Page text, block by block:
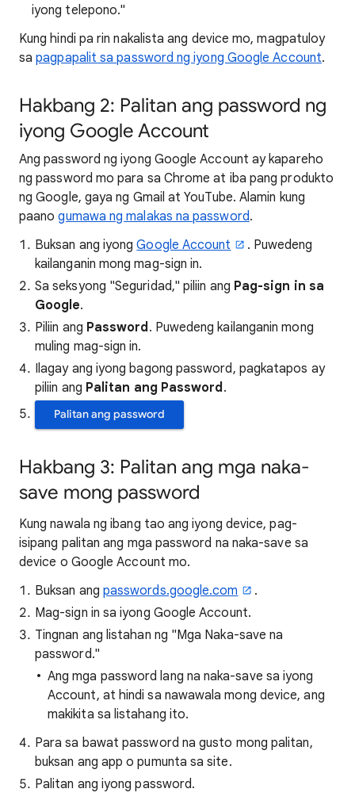
iyong telepono."
Kung hindi pa rin nakalista ang device mo, magpatuloy
sapagpapalit sa password ng iyong Google Account.
Hakbang 2: Palitan ang password ng
iyong Google Account
Ang password ng iyong Google Account ay kapareho
ng password mo para sa Chrome at iba pang produkto
ng Google, gaya ng Gmail at YouTube. Alamin kung
paanogumawa ng malakas na password.
Buksan ang iyongGoogle Account
. Puwedeng
kailanganin mong mag-sign in.
Sa seksyong "Seguridad," piliin ang Pag-sign in sa
Google.
Piliin ang Password. Puwedeng kailanganin mong
muling mag-sign in.
Ilagay ang iyong bagong password, pagkatapos ay
piliin ang Palitan ang Password.
Palitan ang password
Hakbang 3: Palitan ang mga naka-
save mong password
Kung nawala ng ibang tao ang iyong device, pag-
isipang palitan ang mga password na naka-save sa
device o Google Account mo.
Buksan ang passwords.google.com
.
Mag-sign in sa iyong Google Account.
Tingnan ang listahan ng "Mga Naka-save na
password."
Ang mga password lang na naka-save sa iyong
Account, at hindi sa nawawala mong device, ang
makikita sa listahang ito.
Para sa bawat password na gusto mong palitan,
buksan ang app o pumunta sa site.
Palitan ang iyong password.